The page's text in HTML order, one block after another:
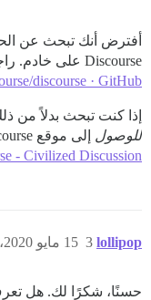
أفترض أنك تبحث عن
Discourse على خادم. راجع
discourse · GitHub
إذا كنت تبحث بدلاً من
للوصول إلى موقع Discourse موجود، فراجع
- Civilized Discussion
lollipop 15 مايو 2020، 11:22م 3
حسنًا، شكرًا لك. هل